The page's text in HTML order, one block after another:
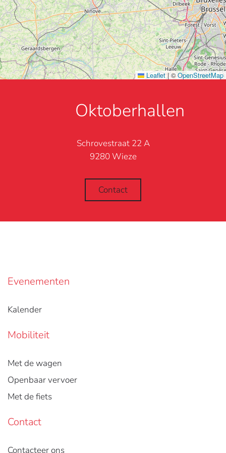
Leaflet |©OpenStreetMap
Oktoberhallen
Schrovestraat 22 A
9280 Wieze
Contact
Evenementen
Kalender
Mobiliteit
Met de wagen
Openbaar vervoer
Met de fiets
Contact
Contacteer ons